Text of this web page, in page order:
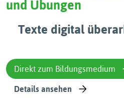
und Übungen
Texte digital
Direkt zum Bildungsmedium
Details ansehen